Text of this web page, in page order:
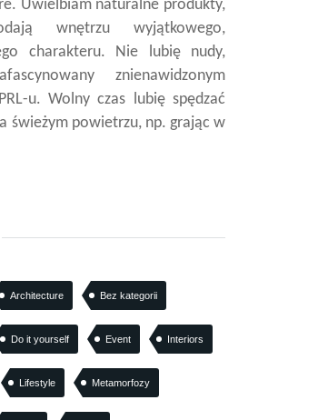
Uwielbiam naturalne produkty,
wnętrzu wyjątkowego,
charakteru. Nie lubię nudy,
znienawidzonym
u. Wolny czas lubię spędzać
świeżym powietrzu, np. grając w
Architecture Bez kategorii
Do it yourself Event Interiors
Lifestyle Metamorfozy